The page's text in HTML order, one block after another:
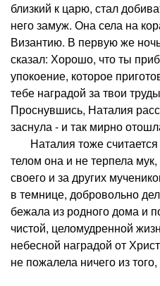
близкий к царю, стал
него замуж. Она села на
Византию. В первую же
сказал: Хорошо, что ты
упокоение, которое
тебе наградой за твои
Проснувшись, Наталия
заснула - и так мирно
Наталия тоже
телом она и не терпела
своего и за других
в темнице, добровольно
бежала из родного дома и
чистой, целомудренной
небесной наградой от
не пожалела ничего из